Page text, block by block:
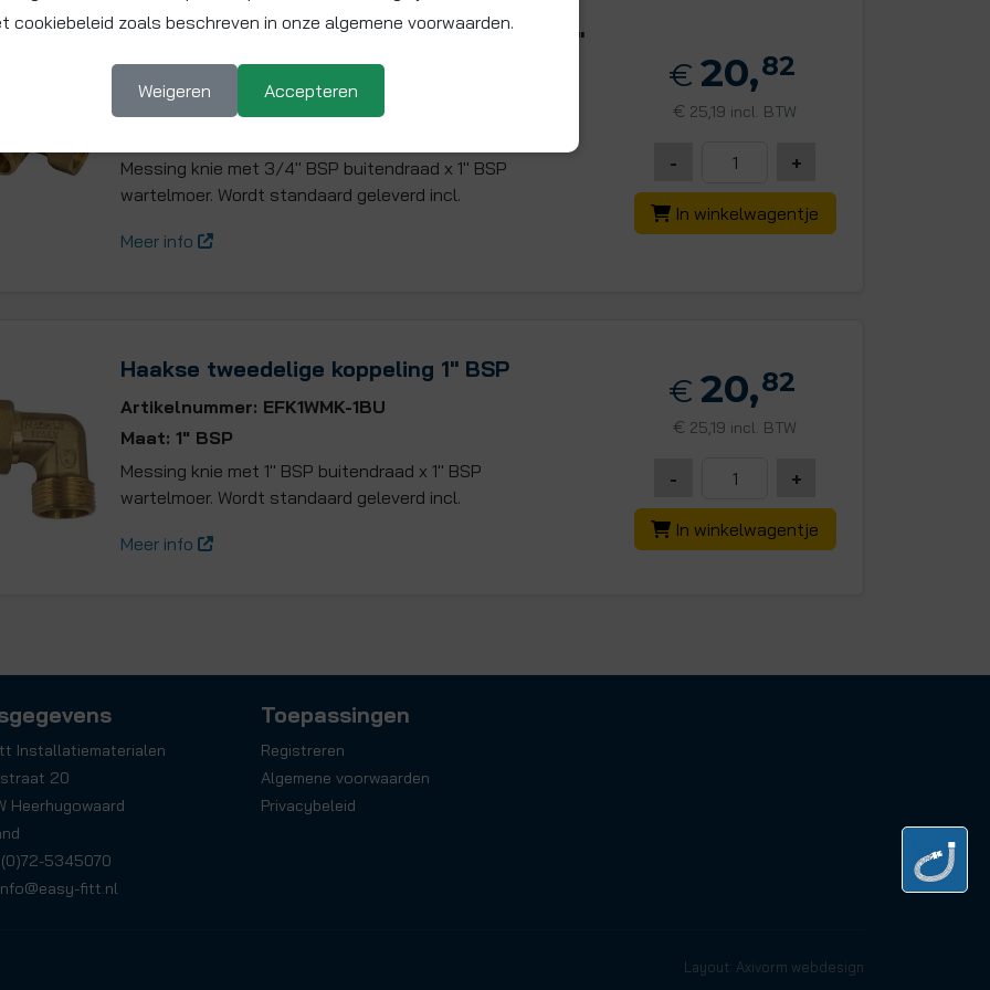
Haakse tweedelige koppeling 1" BSP x 3/4"
BSP
Artikelnummer: EFK1WMK-34BU
Messing knie met 3/4" BSP buitendraad x 1" BSP
wartelmoer. Wordt standaard geleverd incl.
Meer info
€ 20,82
€ 25,19 incl. BTW
- +
In winkelwagentje
Haakse tweedelige koppeling 1" BSP
Artikelnummer: EFK1WMK-1BU
Maat: 1" BSP
Messing knie met 1" BSP buitendraad x 1" BSP
wartelmoer. Wordt standaard geleverd incl.
Meer info
€ 20,82
€ 25,19 incl. BTW
- +
In winkelwagentje
Installatiematerialen
20
Heerhugowaard
5345070
fitt.nl
Toepassingen
Registreren
Algemene voorwaarden
Privacybeleid
Layout: Axivorm webdesign
cookiebeleid zoals beschreven in onze algemene voorwaarden.
Weigeren Accepteren